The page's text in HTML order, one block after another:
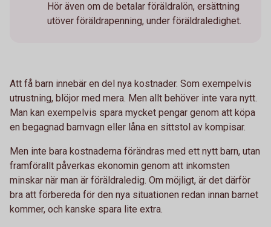
Hör även om de betalar föräldralön, ersättning
utöver föräldrapenning, under föräldraledighet.
Att få barn innebär en del nya kostnader. Som exempelvis
utrustning, blöjor med mera. Men allt behöver inte vara nytt.
Man kan exempelvis spara mycket pengar genom att köpa
en begagnad barnvagn eller låna en sittstol av kompisar.
Men inte bara kostnaderna förändras med ett nytt barn, utan
framförallt påverkas ekonomin genom att inkomsten
minskar när man är föräldraledig. Om möjligt, är det därför
bra att förbereda för den nya situationen redan innan barnet
kommer, och kanske spara lite extra.